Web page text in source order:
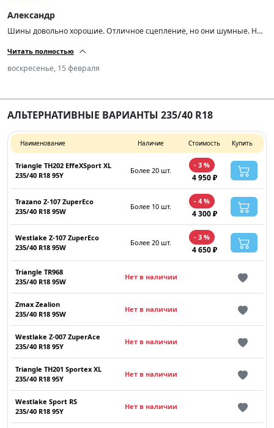
Александр
Шины довольно хорошие. Отличное сцепление, но они шумные. Не
зацепу, и после прогрева шум, кажется, уменьшается. В дождливую и
влажную погоду ведут себя достойно.
Читать полностью
воскресенье, 15 февраля
АЛЬТЕРНАТИВНЫЕ ВАРИАНТЫ 235/40 R18
Наименование Наличие Стоимость Купить
Triangle TH202 EffeXSport XL
235/40 R18 95Y
Более 20 шт.
- 3 %
4 950 ₽
Trazano Z-107 ZuperEco
235/40 R18 95W
Более 10 шт.
- 4 %
4 300 ₽
Westlake Z-107 ZuperEco
235/40 R18 95W
Более 20 шт.
- 3 %
4 650 ₽
Triangle TR968
235/40 R18 95W
Нет в наличии
Zmax Zealion
235/40 R18 95W
Нет в наличии
Westlake Z-007 ZuperAce
235/40 R18 95Y
Нет в наличии
Triangle TH201 Sportex XL
235/40 R18 95Y
Нет в наличии
Westlake Sport RS
235/40 R18 95Y
Нет в наличии